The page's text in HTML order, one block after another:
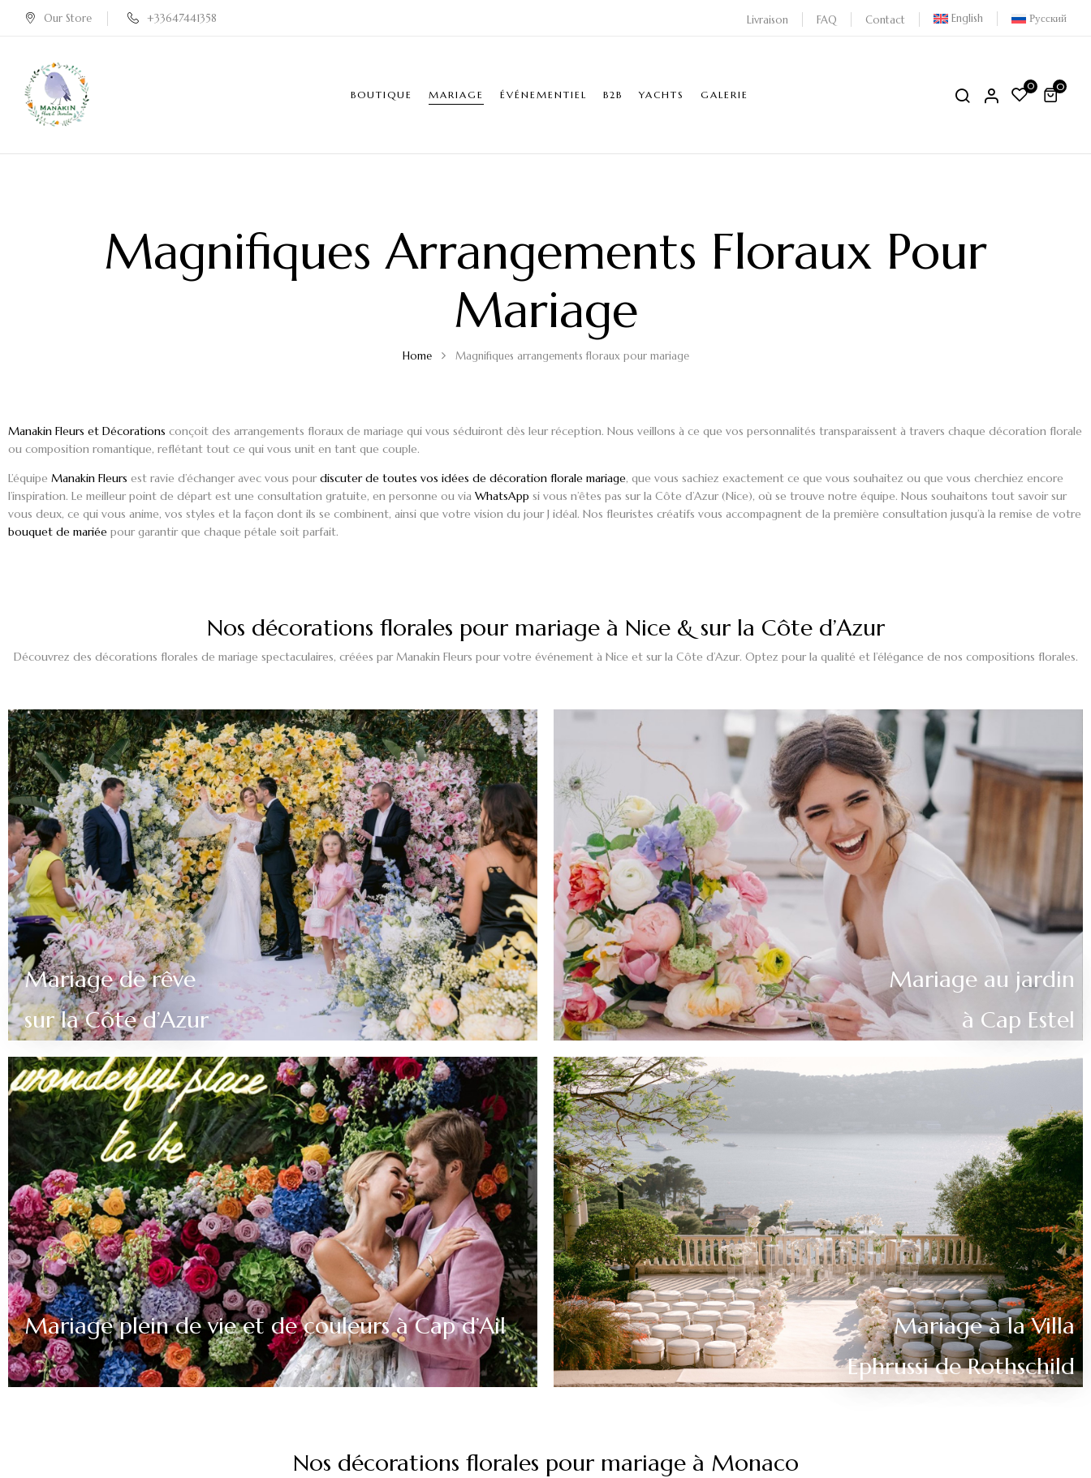
Our Store +33647441358 Livraison FAQ Contact English Русский
BOUTIQUE MARIAGE ÉVÉNEMENTIEL B2B YACHTS GALERIE
0 0
Magnifiques Arrangements Floraux Pour
Mariage
Home Magnifiques arrangements floraux pour mariage
Manakin Fleurs et Décorations conçoit des arrangements floraux de mariage qui vous séduiront dès leur réception. Nous veillons à ce que vos personnalités transparaissent à travers chaque décoration florale
ou composition romantique, reflétant tout ce qui vous unit en tant que couple.
L’équipe Manakin Fleurs est ravie d’échanger avec vous pourdiscuter de toutes vos idées de décoration florale mariage, que vous sachiez exactement ce que vous souhaitez ou que vous cherchiez encore
l’inspiration. Le meilleur point de départ est une consultation gratuite, en personne ou via WhatsApp si vous n’êtes pas sur la Côte d’Azur (Nice), où se trouve notre équipe. Nous souhaitons tout savoir sur
vous deux, ce qui vous anime, vos styles et la façon dont ils se combinent, ainsi que votre vision du jour J idéal. Nos fleuristes créatifs vous accompagnent de la première consultation jusqu’à la remise de votre
bouquet de mariée pour garantir que chaque pétale soit parfait.
Nos décorations florales pour mariage à Nice & sur la Côte d’Azur
Découvrez des décorations florales de mariage spectaculaires, créées par Manakin Fleurs pour votre événement à Nice et sur la Côte d’Azur. Optez pour la qualité et l’élégance de nos compositions florales.
Mariage de rêve
sur la Côte d’Azur
Mariage au jardin
à Cap Estel
Mariage plein de vie et de couleurs à Cap d’Ail
Mariage à la Villa
Ephrussi de Rothschild
Nos décorations florales pour mariage à Monaco